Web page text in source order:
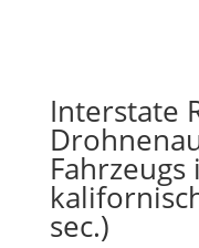
Interstate
sec.)